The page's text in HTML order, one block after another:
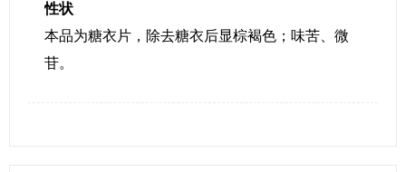
性状
本品为糖衣片，除去糖衣后显棕褐色；味苦、微
苷。